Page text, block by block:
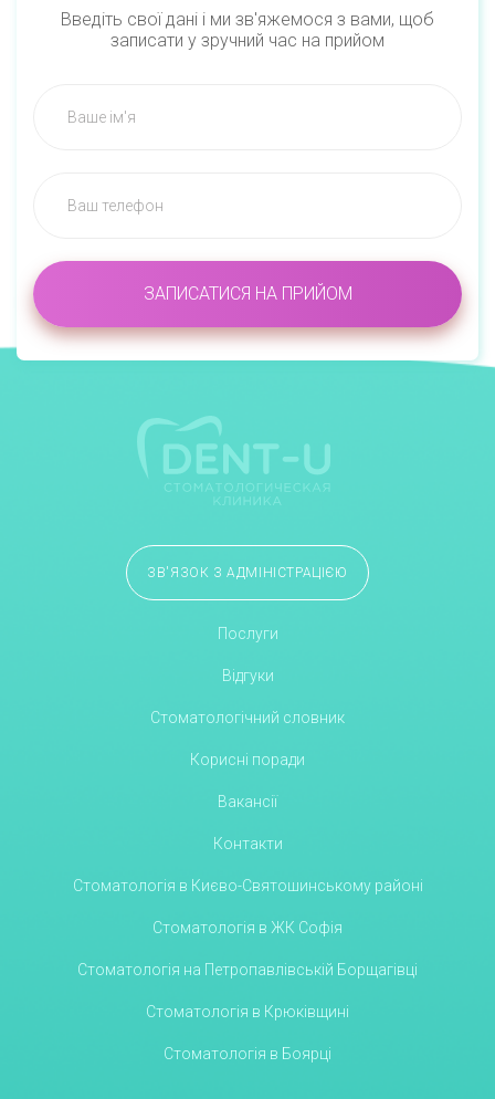
Введіть свої дані і ми зв'яжемося з вами, щоб
записати у зручний час на прийом
ЗВ'ЯЗОК З АДМІНІСТРАЦІЄЮ
Послуги
Відгуки
Стоматологічний словник
Корисні поради
Вакансії
Контакти
Стоматологія в Києво-Святошинському районі
Стоматологія в ЖК Софія
Стоматологія на Петропавлівській Борщагівці
Стоматологія в Крюківщині
Стоматологія в Боярці